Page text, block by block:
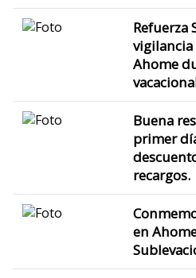
Refuerza
vigilancia
Ahome
Buena
primer
recargos.
en